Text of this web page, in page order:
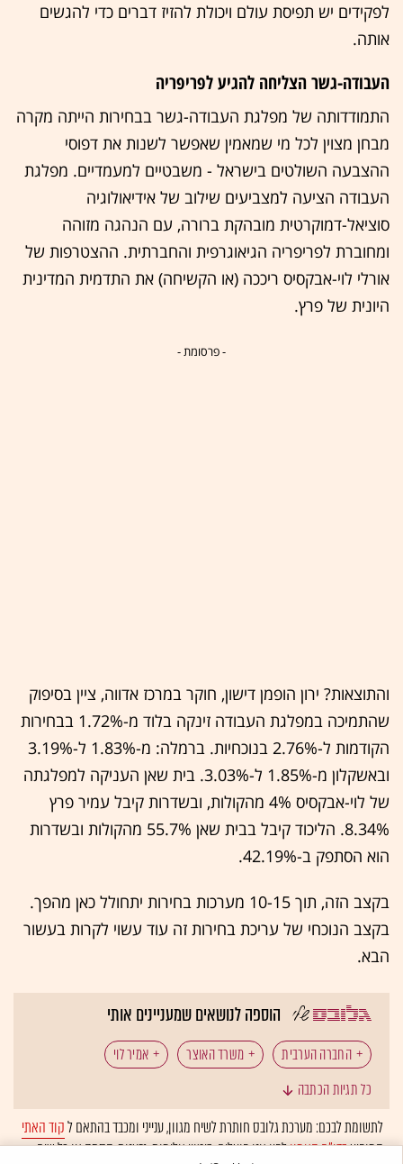
לפקידים יש תפיסת עולם ויכולת להזיז דברים כדי להגשים
אותה.
העבודה-גשר הצליחה להגיע לפריפריה
התמודדותה של מפלגת העבודה-גשר בבחירות הייתה מקרה
מבחן מצוין לכל מי שמאמין שאפשר לשנות את דפוסי
ההצבעה השולטים בישראל - משבטיים למעמדיים. מפלגת
העבודה הציעה למצביעים שילוב של אידיאולוגיה
סוציאל-דמוקרטית מובהקת ברורה, עם הנהגה מזוהה
ומחוברת לפריפריה הגיאוגרפית והחברתית. ההצטרפות של
אורלי לוי-אבקסיס ריככה (או הקשיחה) את התדמית המדינית
היונית של פרץ.
- פרסומת -
והתוצאות? ירון הופמן דישון, חוקר במרכז אדווה, ציין בסיפוק
שהתמיכה במפלגת העבודה זינקה בלוד מ-1.72% בבחירות
הקודמות ל-2.76% בנוכחיות. ברמלה: מ-1.83% ל-3.19%
ובאשקלון מ-1.85% ל-3.03%. בית שאן העניקה למפלגתה
של לוי-אבקסיס 4% מהקולות, ובשדרות קיבל עמיר פרץ
8.34%. הליכוד קיבל בבית שאן 55.7% מהקולות ובשדרות
הוא הסתפק ב-42.19%.
בקצב הזה, תוך 10-15 מערכות בחירות יתחולל כאן מהפך.
בקצב הנוכחי של עריכת בחירות זה עוד עשוי לקרות בעשור
הבא.
הוספה לנושאים שמעניינים אותי
החברה הערבית משרד האוצר אמיר לוי
החברה החרדית
כל תגיות הכתבה
לתשומת לבכם: מערכת גלובס חותרת לשיח מגוון, ענייני ומכבד בהתאם לקוד האתי
המופיעבדו"ח האמוןלפיו אנו פועלים. ביטויי אלימות, גזענות, הסתה או כל שיח